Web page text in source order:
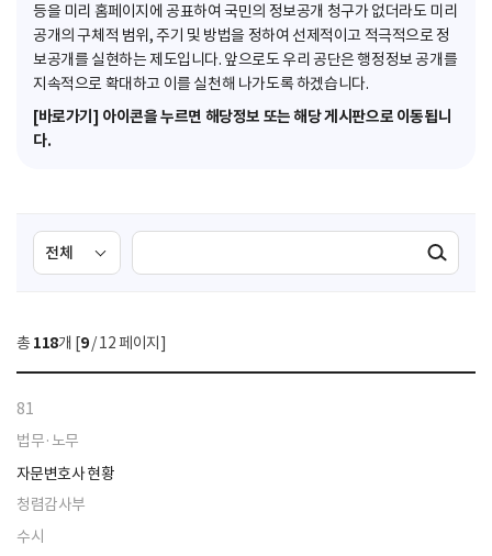
등을 미리 홈페이지에 공표하여 국민의 정보공개 청구가 없더라도 미리
공개의 구체적 범위, 주기 및 방법을 정하여 선제적이고 적극적으로 정
보공개를 실현하는 제도입니다. 앞으로도 우리 공단은 행정정보 공개를
지속적으로 확대하고 이를 실천해 나가도록 하겠습니다.
[바로가기] 아이콘을 누르면 해당정보 또는 해당 게시판으로 이동됩니
다.
검
색
선
택
색
검색실행
총 118개 [9/ 12 페이지]
81
법무·노무
자문변호사 현황
청렴감사부
수시